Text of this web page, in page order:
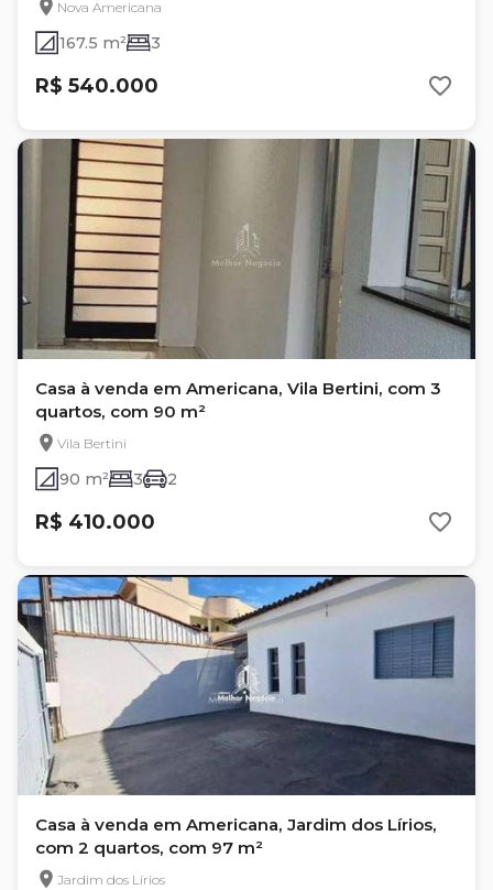
Nova Americana
167.5 m² 3
R$ 540.000
Casa à venda em Americana, Vila Bertini, com 3
quartos, com 90 m²
Vila Bertini
90 m² 3 2
R$ 410.000
Casa à venda em Americana, Jardim dos Lírios,
com 2 quartos, com 97 m²
Jardim dos Lírios